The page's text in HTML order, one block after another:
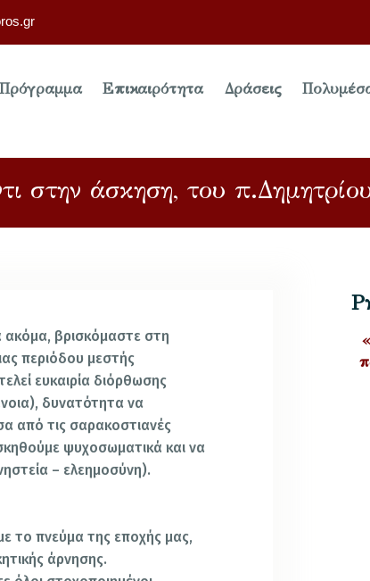
Πρόγραμμα Επικαιρότητα Δράσεις
στην άσκηση, του
ακόμα, βρισκόμαστε στη
περιόδου μεστής
ευκαιρία διόρθωσης
δυνατότητα να
από τις σαρακοστιανές
ψυχοσωματικά και να
– ελεημοσύνη).
το πνεύμα της εποχής μας,
άρνησης.